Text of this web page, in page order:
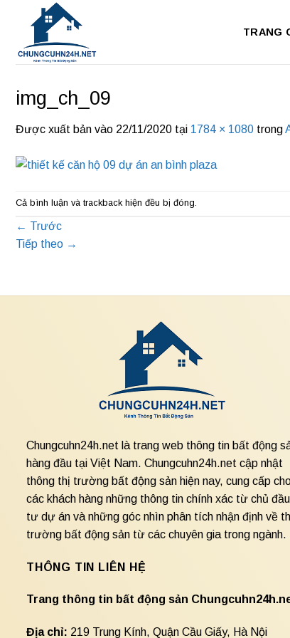
dung
TRANG
img_ch_09
Được xuất bản vào 22/11/2020 tại 1784 × 1080 trong
Cả bình luận và trackback hiện đều bị đóng.
← Trước
Tiếp theo →
Chungcuhn24h.net là trang web thông tin bất động
hàng đầu tại Việt Nam. Chungcuhn24h.net cập nhật
thông thị trường bất động sản hiện nay, cung cấp
các khách hàng những thông tin chính xác từ chủ đầu
tư dự án và những góc nhìn phân tích nhận định về
trường bất động sản từ các chuyên gia trong ngành.
THÔNG TIN LIÊN HỆ
Trang thông tin bất động sản
Địa chỉ: 219 Trung Kính, Quận Cầu Giấy, Hà Nội